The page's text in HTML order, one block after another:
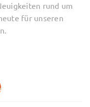
rund um
für unseren